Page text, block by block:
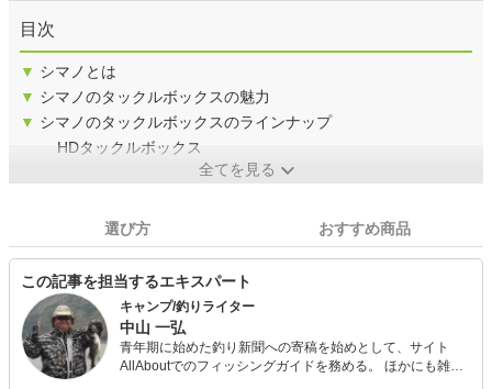
目次
▼ シマノとは
▼ シマノのタックルボックスの魅力
▼ シマノのタックルボックスのラインナップ
HDタックルボックス
全てを見る
選び方 おすすめ商品
この記事を担当するエキスパート
キャンプ/釣りライター
中山 一弘
青年期に始めた釣り新聞への寄稿を始めとして、サイト
AllAboutでのフィッシングガイドを務める。 ほかにも雑誌